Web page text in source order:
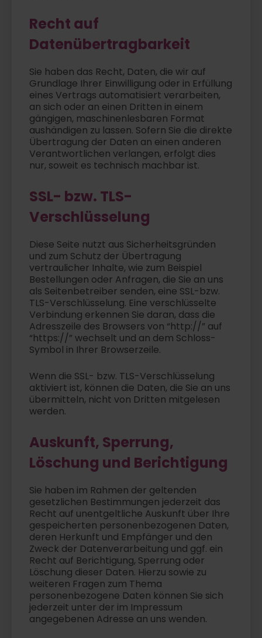
Recht auf
Datenübertragbarkeit
Sie haben das Recht, Daten, die wir auf
Grundlage Ihrer Einwilligung oder in Erfüllung
eines Vertrags automatisiert verarbeiten,
an sich oder an einen Dritten in einem
gängigen, maschinenlesbaren Format
aushändigen zu lassen. Sofern Sie die direkte
Übertragung der Daten an einen anderen
Verantwortlichen verlangen, erfolgt dies
nur, soweit es technisch machbar ist.
SSL- bzw. TLS-
Verschlüsselung
Diese Seite nutzt aus Sicherheitsgründen
und zum Schutz der Übertragung
vertraulicher Inhalte, wie zum Beispiel
Bestellungen oder Anfragen, die Sie an uns
als Seitenbetreiber senden, eine SSL-bzw.
TLS-Verschlüsselung. Eine verschlüsselte
Verbindung erkennen Sie daran, dass die
Adresszeile des Browsers von “http://” auf
“https://” wechselt und an dem Schloss-
Symbol in Ihrer Browserzeile.
Wenn die SSL- bzw. TLS-Verschlüsselung
aktiviert ist, können die Daten, die Sie an uns
übermitteln, nicht von Dritten mitgelesen
werden.
Auskunft, Sperrung,
Löschung und Berichtigung
Sie haben im Rahmen der geltenden
gesetzlichen Bestimmungen jederzeit das
Recht auf unentgeltliche Auskunft über Ihre
gespeicherten personenbezogenen Daten,
deren Herkunft und Empfänger und den
Zweck der Datenverarbeitung und ggf. ein
Recht auf Berichtigung, Sperrung oder
Löschung dieser Daten. Hierzu sowie zu
weiteren Fragen zum Thema
personenbezogene Daten können Sie sich
jederzeit unter der im Impressum
angegebenen Adresse an uns wenden.